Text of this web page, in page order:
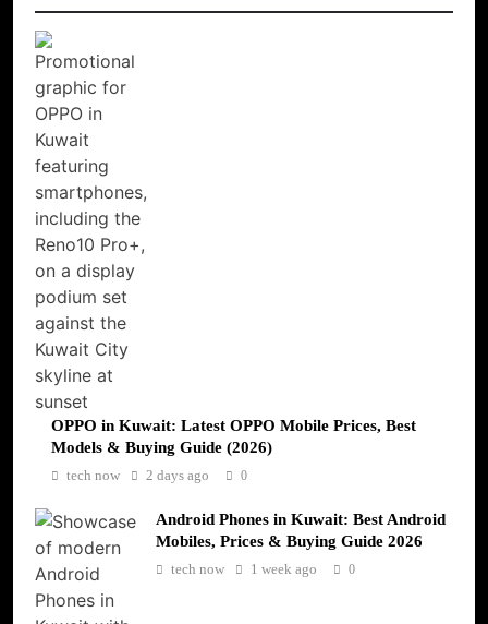
OPPO in Kuwait: Latest OPPO Mobile Prices, Best
Models & Buying Guide (2026)
tech now 2 days ago 0
Android Phones in Kuwait: Best Android
Mobiles, Prices & Buying Guide 2026
tech now 1 week ago 0